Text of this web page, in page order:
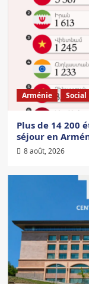
Arménie Social
Plus de 14 200
séjour en
8 août, 2026